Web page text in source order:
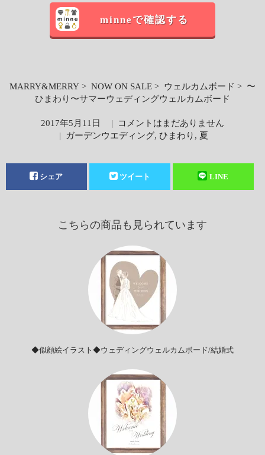
minneで確認する
MARRY&MERRY > NOW ON SALE > ウェルカムボード > 〜
ひまわり〜サマーウェディングウェルカムボード
2017年5月11日 |
コメントはまだありません
|
ガーデンウエディング, ひまわり , 夏
シェア ツイート LINE
こちらの商品も見られています
◆似顔絵イラスト◆ウェディングウェルカムボード/結婚式